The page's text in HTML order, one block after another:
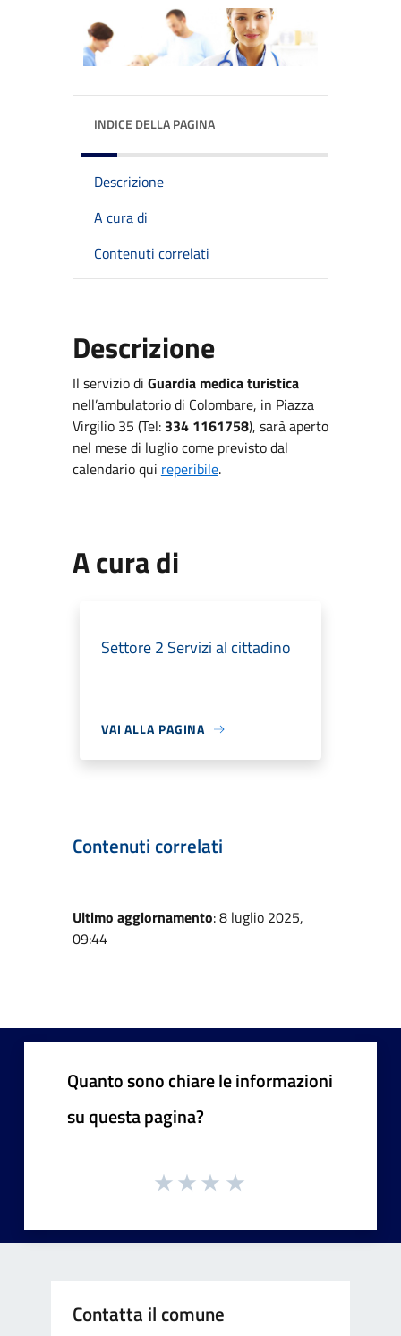
INDICE DELLA PAGINA
Descrizione
A cura di
Contenuti correlati
Descrizione
Il servizio di Guardia medica turistica
nell’ambulatorio di Colombare, in Piazza
Virgilio 35 (Tel: 334 1161758), sarà aperto
nel mese di luglio come previsto dal
calendario qui reperibile.
A cura di
Settore 2 Servizi al cittadino
VAI ALLA PAGINA
Contenuti correlati
Ultimo aggiornamento: 8 luglio 2025,
09:44
Quanto sono chiare le informazioni
su questa pagina?
Contatta il comune